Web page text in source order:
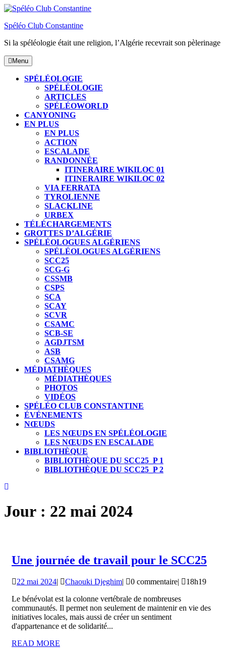
Skip
content
Spéléo Club Constantine
Si la spéléologie était une religion, l’Algérie recevrait son pèlerinage
MenuMenu
SPÉLÉOLOGIE
SPÉLÉOLOGIE
ARTICLES
SPÉLÉOWORLD
CANYONING
EN PLUS
EN PLUS
ACTION
ESCALADE
RANDONNÉE
ITINERAIRE WIKILOC 01
ITINERAIRE WIKILOC 02
VIA FERRATA
TYROLIENNE
SLACKLINE
URBEX
TÉLÉCHARGEMENTS
GROTTES D’ALGÉRIE
SPÉLÉOLOGUES ALGÉRIENS
SPÉLÉOLOGUES ALGÉRIENS
SCC25
SCG-G
CSSMB
CSPS
SCA
SCAY
SCVR
CSAMC
SCB-SE
AGDJTSM
ASB
CSAMG
MÉDIATHÈQUES
MÉDIATHÈQUES
PHOTOS
VIDÉOS
SPÉLÉO CLUB CONSTANTINE
ÉVÉNEMENTS
NŒUDS
LES NŒUDS EN SPÉLÉOLOGIE
LES NŒUDS EN ESCALADE
BIBLIOTHÈQUE
BIBLIOTHÈQUE DU SCC25_P 1
BIBLIOTHÈQUE DU SCC25_P 2
Jour : 22 mai 2024
Une journée de travail pour le SCC25
22 mai 202422
2024
| Chaouki DjeghimChaouki
| 0 commentaire|
18h19
Le bénévolat est la colonne vertébrale de nombreuses
communautés. Il permet non seulement de maintenir en vie des
initiatives locales, mais aussi de créer un sentiment
d'appartenance et de solidarité...
READ MORE